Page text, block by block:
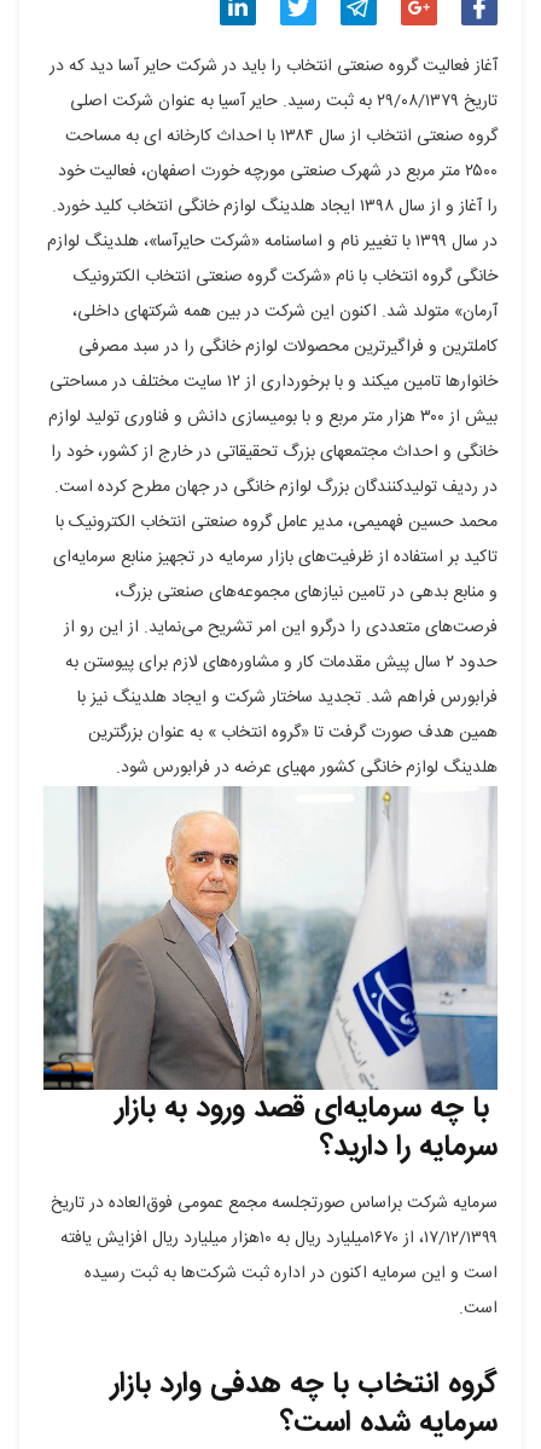
گذاری
در
فیسبوک
اشتراک
گذاری
در
گوگل
پلاس
گذاری
در
تلگرام
گذاری
در
توییتر
گذاری
در
لینکدین
آغاز فعالیت گروه صنعتی انتخاب را باید در شرکت حایر آسا دید که در
تاریخ ۲۹/۰۸/۱۳۷۹ به ثبت رسید. حایر آسیا به عنوان شرکت اصلی
گروه صنعتی انتخاب از سال ۱۳۸۴ با احداث کارخانه ای به مساحت
۲۵۰۰ متر مربع در شهرک صنعتی مورچه خورت اصفهان، فعالیت خود
را آغاز و از سال ۱۳۹۸ ایجاد هلدینگ لوازم خانگی انتخاب کلید خورد.
در سال ۱۳۹۹ با تغییر نام و اساسنامه «شرکت حایرآسا»، هلدینگ لوازم
خانگی گروه انتخاب با نام «شرکت گروه صنعتی انتخاب الکترونیک
آرمان» متولد شد. اکنون این شرکت در بین همه شرکت‏های داخلی،
کامل‏ترین و فراگیرترین محصولات لوازم خانگی را در سبد مصرفی
خانوارها تامین می‏کند و با برخورداری از ۱۲ سایت مختلف در مساحتی
بیش از ۳۰۰ هزار متر مربع و با بومی‏سازی دانش و فناوری تولید لوازم
خانگی و احداث مجتمع‏های بزرگ تحقیقاتی در خارج از کشور، خود را
در ردیف تولیدکنندگان بزرگ لوازم خانگی در جهان مطرح کرده است.
محمد حسین فهمیمی، مدیر عامل گروه صنعتی انتخاب الکترونیک با
تاکید بر استفاده از ظرفیت‌های بازار سرمایه در تجهیز منابع سرمایه‌ای
و منابع بدهی در تامین نیازهای مجموعه‌های صنعتی بزرگ،
فرصت‌های متعددی را درگرو این امر تشریح می‌نماید. از این رو از
حدود ۲ سال پیش مقدمات کار و مشاوره‌های لازم برای پیوستن به
فرابورس فراهم شد. تجدید ساختار شرکت و ایجاد هلدینگ نیز با
همین هدف صورت گرفت تا «گروه انتخاب » به عنوان بزرگترین
هلدینگ لوازم خانگی کشور مهیای عرضه در فرابورس شود.
با چه سرمایه‌ای قصد ورود به بازار
سرمایه را دارید؟
سرمایه شرکت براساس صورتجلسه مجمع عمومی‌ فوق‌العاده در تاریخ
۱۷/۱۲/۱۳۹۹، از ۱۶۷۰میلیارد ریال به ۱۰هزار میلیارد ریال افزایش یافته
است و این سرمایه اکنون در اداره ثبت شرکت‌ها به ثبت رسیده
است.
گروه انتخاب با چه هدفی وارد بازار
سرمایه شده است؟